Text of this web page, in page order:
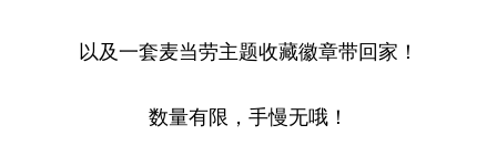
以及一套麦当劳主题收藏徽章带回家！
数量有限，手慢无哦！